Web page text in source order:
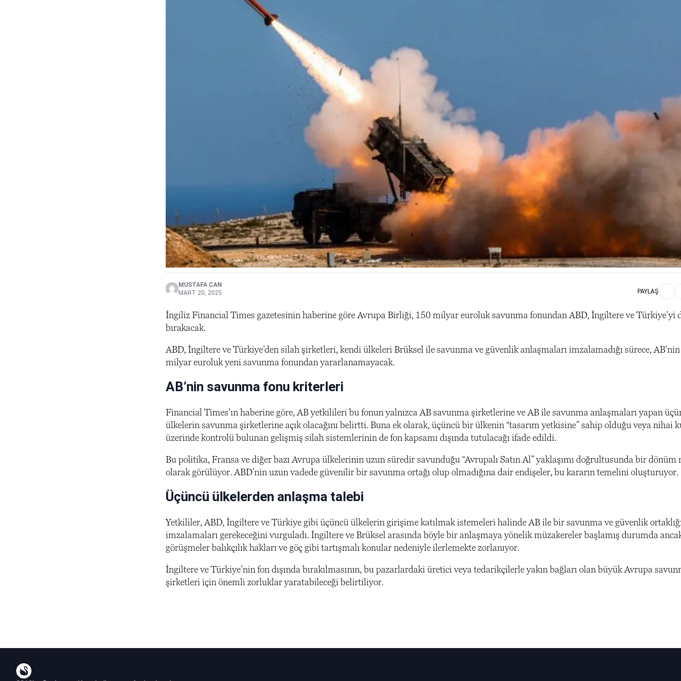
MUSTAFA CAN
MART 20, 2025
PAYLAŞ
İngiliz Financial Times gazetesinin haberine göre Avrupa Birliği, 150 milyar euroluk savunma fonundan ABD, İngiltere ve Türkiye’yi
bırakacak.
ABD, İngiltere ve Türkiye’den silah şirketleri, kendi ülkeleri Brüksel ile savunma ve güvenlik anlaşmaları imzalamadığı sürece,
milyar euroluk yeni savunma fonundan yararlanamayacak.
AB’nin savunma fonu kriterleri
Financial Times’ın haberine göre, AB yetkilileri bu fonun yalnızca AB savunma şirketlerine ve AB ile savunma anlaşmaları yapan
ülkelerin savunma şirketlerine açık olacağını belirtti. Buna ek olarak, üçüncü bir ülkenin “tasarım yetkisine” sahip olduğu veya nihai
üzerinde kontrolü bulunan gelişmiş silah sistemlerinin de fon kapsamı dışında tutulacağı ifade edildi.
Bu politika, Fransa ve diğer bazı Avrupa ülkelerinin uzun süredir savunduğu “Avrupalı Satın Al” yaklaşımı doğrultusunda bir dönüm
olarak görülüyor. ABD’nin uzun vadede güvenilir bir savunma ortağı olup olmadığına dair endişeler, bu kararın temelini oluşturuyor.
Üçüncü ülkelerden anlaşma talebi
Yetkililer, ABD, İngiltere ve Türkiye gibi üçüncü ülkelerin girişime katılmak istemeleri halinde AB ile bir savunma ve güvenlik
imzalamaları gerekeceğini vurguladı. İngiltere ve Brüksel arasında böyle bir anlaşmaya yönelik müzakereler başlamış durumda
görüşmeler balıkçılık hakları ve göç gibi tartışmalı konular nedeniyle ilerlemekte zorlanıyor.
İngiltere ve Türkiye’nin fon dışında bırakılmasının, bu pazarlardaki üretici veya tedarikçilerle yakın bağları olan büyük Avrupa
şirketleri için önemli zorluklar yaratabileceği belirtiliyor.